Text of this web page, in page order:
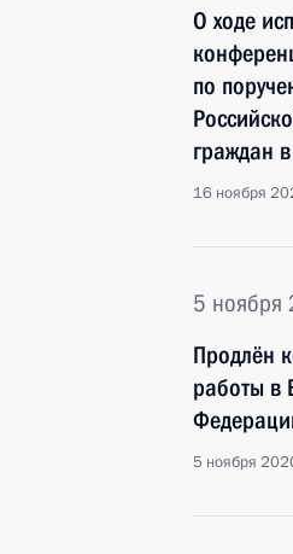
О ходе
по
граждан
16 ноября
5 ноября
Продлён
работы в
5 ноября